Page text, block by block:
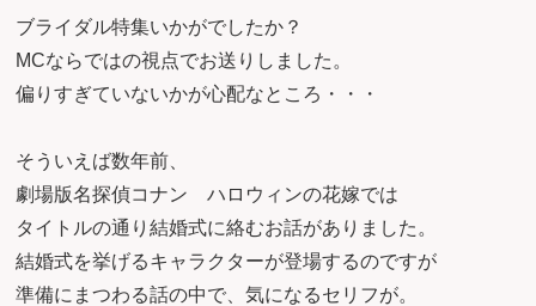
ブライダル特集いかがでしたか？
MCならではの視点でお送りしました。
偏りすぎていないかが心配なところ・・・
そういえば数年前、
劇場版名探偵コナン ハロウィンの花嫁では
タイトルの通り結婚式に絡むお話がありました。
結婚式を挙げるキャラクターが登場するのですが
準備にまつわる話の中で、気になるセリフが。